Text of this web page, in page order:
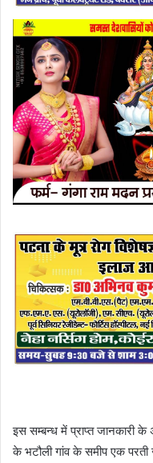
इस सम्बन्ध में प्राप्त जानकारी
के भटौली गांव के समीप एक परती